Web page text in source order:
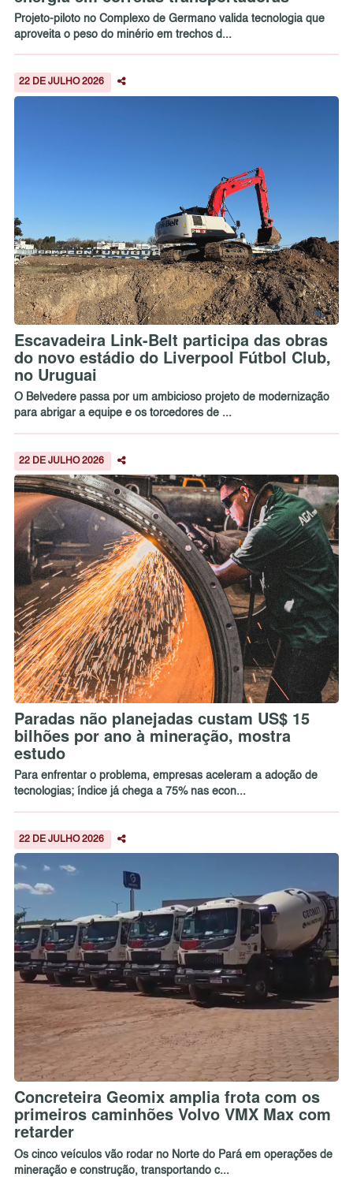
Projeto-piloto no Complexo de Germano valida tecnologia que
aproveita o peso do minério em trechos d...
22 DE JULHO 2026
Escavadeira Link-Belt participa das obras
do novo estádio do Liverpool Fútbol Club,
no Uruguai
O Belvedere passa por um ambicioso projeto de modernização
para abrigar a equipe e os torcedores de ...
22 DE JULHO 2026
Paradas não planejadas custam US$ 15
bilhões por ano à mineração, mostra
estudo
Para enfrentar o problema, empresas aceleram a adoção de
tecnologias; índice já chega a 75% nas econ...
22 DE JULHO 2026
Concreteira Geomix amplia frota com os
primeiros caminhões Volvo VMX Max com
retarder
Os cinco veículos vão rodar no Norte do Pará em operações de
mineração e construção, transportando c...